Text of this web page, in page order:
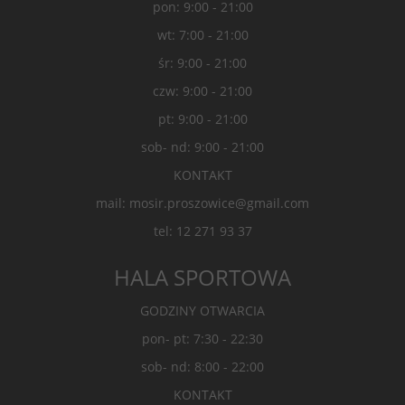
pon: 9:00 - 21:00
wt: 7:00 - 21:00
śr: 9:00 - 21:00
czw: 9:00 - 21:00
pt: 9:00 - 21:00
sob- nd: 9:00 - 21:00
KONTAKT
mail: mosir.proszowice@gmail.com
tel: 12 271 93 37
HALA SPORTOWA
GODZINY OTWARCIA
pon- pt: 7:30 - 22:30
sob- nd: 8:00 - 22:00
KONTAKT